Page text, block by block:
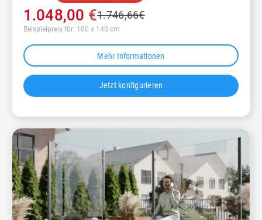
1.746,66€
1.048,00 €
Beispielpreis für: 100 x 140 cm
Mehr Informationen
Jetzt konfigurieren